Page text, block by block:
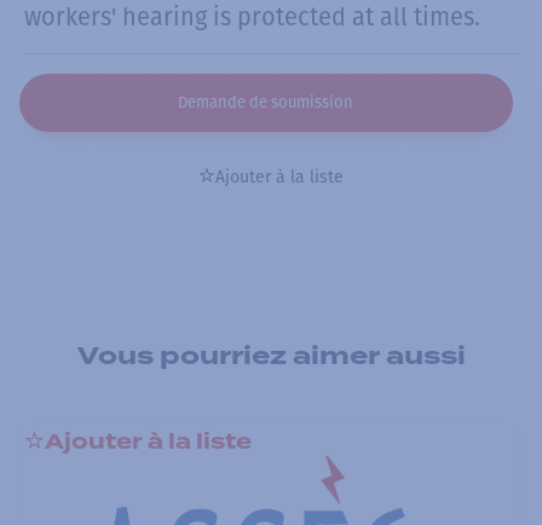
workers' hearing is protected at all times.
Demande de soumission
Ajouter à la liste
Vous pourriez aimer aussi
Ajouter à la liste